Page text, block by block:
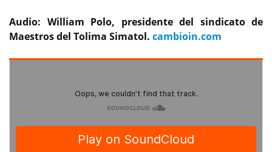
Audio: William Polo, presidente del sindicato de
Maestros del Tolima Simatol. cambioin.com